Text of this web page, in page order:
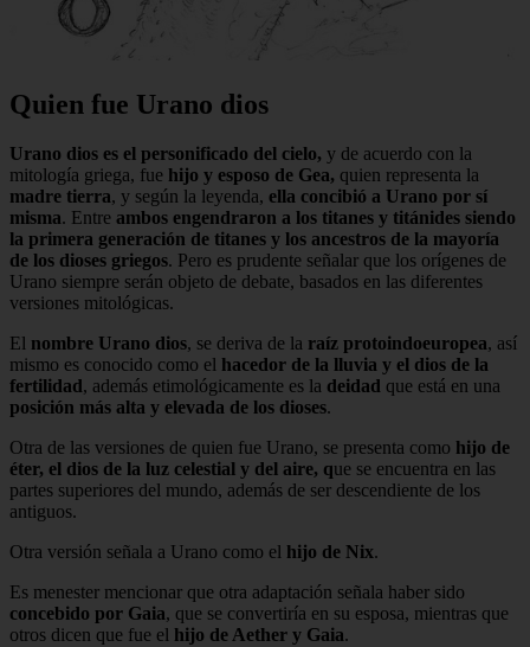
Quien fue Urano dios
Urano dios es el personificado del cielo, y de acuerdo con la
mitología griega, fue hijo y esposo de Gea, quien representa la
madre tierra, y según la leyenda, ella concibió a Urano por sí
misma. Entre ambos engendraron a los titanes y titánides siendo
la primera generación de titanes y los ancestros de la mayoría
de los dioses griegos. Pero es prudente señalar que los orígenes de
Urano siempre serán objeto de debate, basados en las diferentes
versiones mitológicas.
El nombre Urano dios, se deriva de la raíz protoindoeuropea, así
mismo es conocido como el
hacedor de la lluvia y el dios de la
fertilidad , además etimológicamente es la deidad que está en una
posición más alta y elevada de los dioses.
Otra de las versiones de quien fue Urano, se presenta como hijo de
éter, el dios de la luz celestial y del aire, que se encuentra en las
partes superiores del mundo, además de ser descendiente de los
antiguos.
Otra versión señala a Urano como el
hijo de Nix.
Es menester mencionar que otra adaptación señala haber sido
concebido por Gaia, que se convertiría en su esposa, mientras que
otros dicen que fue el
hijo de Aether y Gaia.